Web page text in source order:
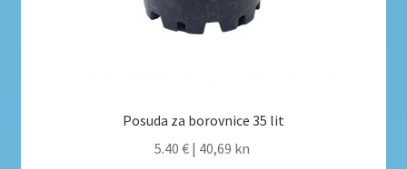
Posuda za borovnice 35 lit
5.40 € | 40,69 kn